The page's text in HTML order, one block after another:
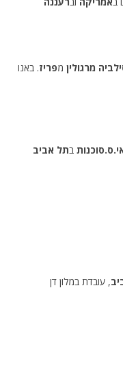
מרגולין מפריז. באנו
בתל אביב
, עובדת במלון דן